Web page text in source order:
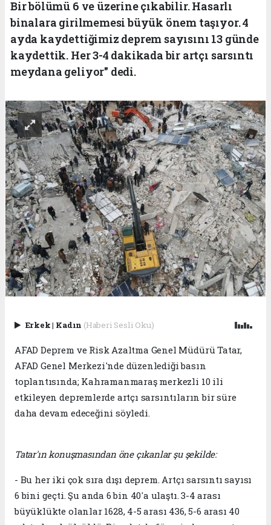
Bir bölümü 6 ve üzerine çıkabilir. Hasarlı
binalara girilmemesi büyük önem taşıyor. 4
ayda kaydettiğimiz deprem sayısını 13 günde
kaydettik. Her 3-4 dakikada bir artçı sarsıntı
meydana geliyor" dedi.
Erkek| Kadın (Haberi Sesli Oku)
AFAD Deprem ve Risk Azaltma Genel Müdürü Tatar,
AFAD Genel Merkezi'nde düzenlediği basın
toplantısında; Kahramanmaraş merkezli 10 ili
etkileyen depremlerde artçı sarsıntıların bir süre
daha devam edeceğini söyledi.
Tatar'ın konuşmasından öne çıkanlar şu şekilde:
- Bu her iki çok sıra dışı deprem. Artçı sarsıntı sayısı
6 bini geçti. Şu anda 6 bin 40'a ulaştı. 3-4 arası
büyüklükte olanlar 1628, 4-5 arası 436, 5-6 arası 40